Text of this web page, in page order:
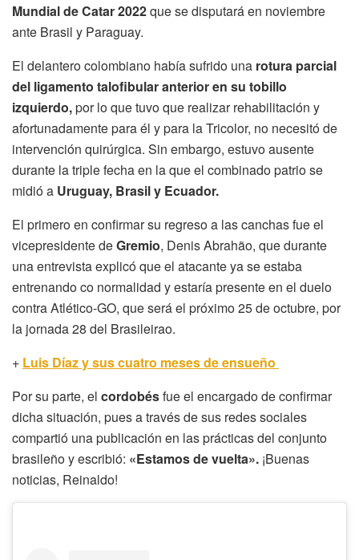
Mundial de Catar 2022que se disputará en noviembre
ante Brasil y Paraguay.
El delantero colombiano había sufrido una rotura parcial
del ligamento talofibular anterior en su tobillo
izquierdo,por lo que tuvo que realizar rehabilitación y
afortunadamente para él y para la Tricolor, no necesitó de
intervención quirúrgica. Sin embargo, estuvo ausente
durante la triple fecha en la que el combinado patrio se
midió a Uruguay, Brasil y Ecuador.
El primero en confirmar su regreso a las canchas fue el
vicepresidente deGremio, Denis Abrahão, que durante
una entrevista explicó que el atacante ya se estaba
entrenando co normalidad y estaría presente en el duelo
contra Atlético-GO, que será el próximo 25 de octubre, por
la jornada 28 del Brasileirao.
+ Luis Díaz y sus cuatro meses de ensueño
Por su parte, el cordobésfue el encargado de confirmar
dicha situación, pues a través de sus redes sociales
compartió una publicación en las prácticas del conjunto
brasileño y escribió: «Estamos de vuelta». ¡Buenas
noticias, Reinaldo!